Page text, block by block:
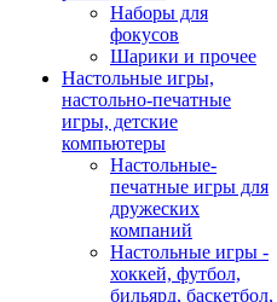
Наборы для
фокусов
Шарики и прочее
Настольные игры,
настольно-печатные
игры, детские
компьютеры
Настольные-
печатные игры для
дружеских
компаний
Настольные игры -
хоккей, футбол,
бильярд, баскетбол,